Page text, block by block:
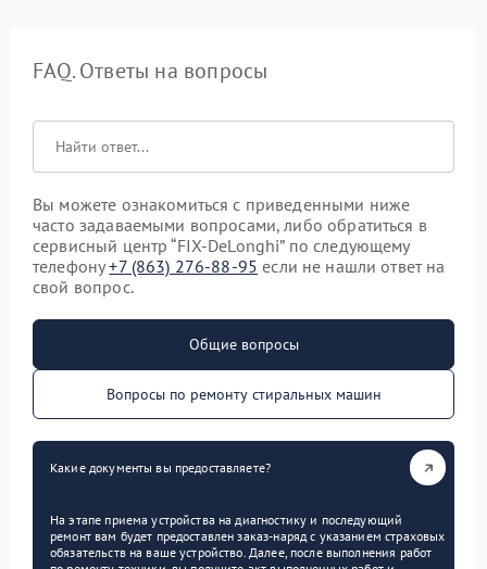
FAQ. Ответы на вопросы
Вы можете ознакомиться с приведенными ниже
часто задаваемыми вопросами, либо обратиться в
сервисный центр “FIX-DeLonghi” по следующему
телефону+7 (863) 276-88-95 если не нашли ответ на
свой вопрос.
Общие вопросы
Вопросы по ремонту стиральных машин
Какие документы вы предоставляете?
На этапе приема устройства на диагностику и последующий
ремонт вам будет предоставлен заказ-наряд с указанием страховых
обязательств на ваше устройство. Далее, после выполнения работ